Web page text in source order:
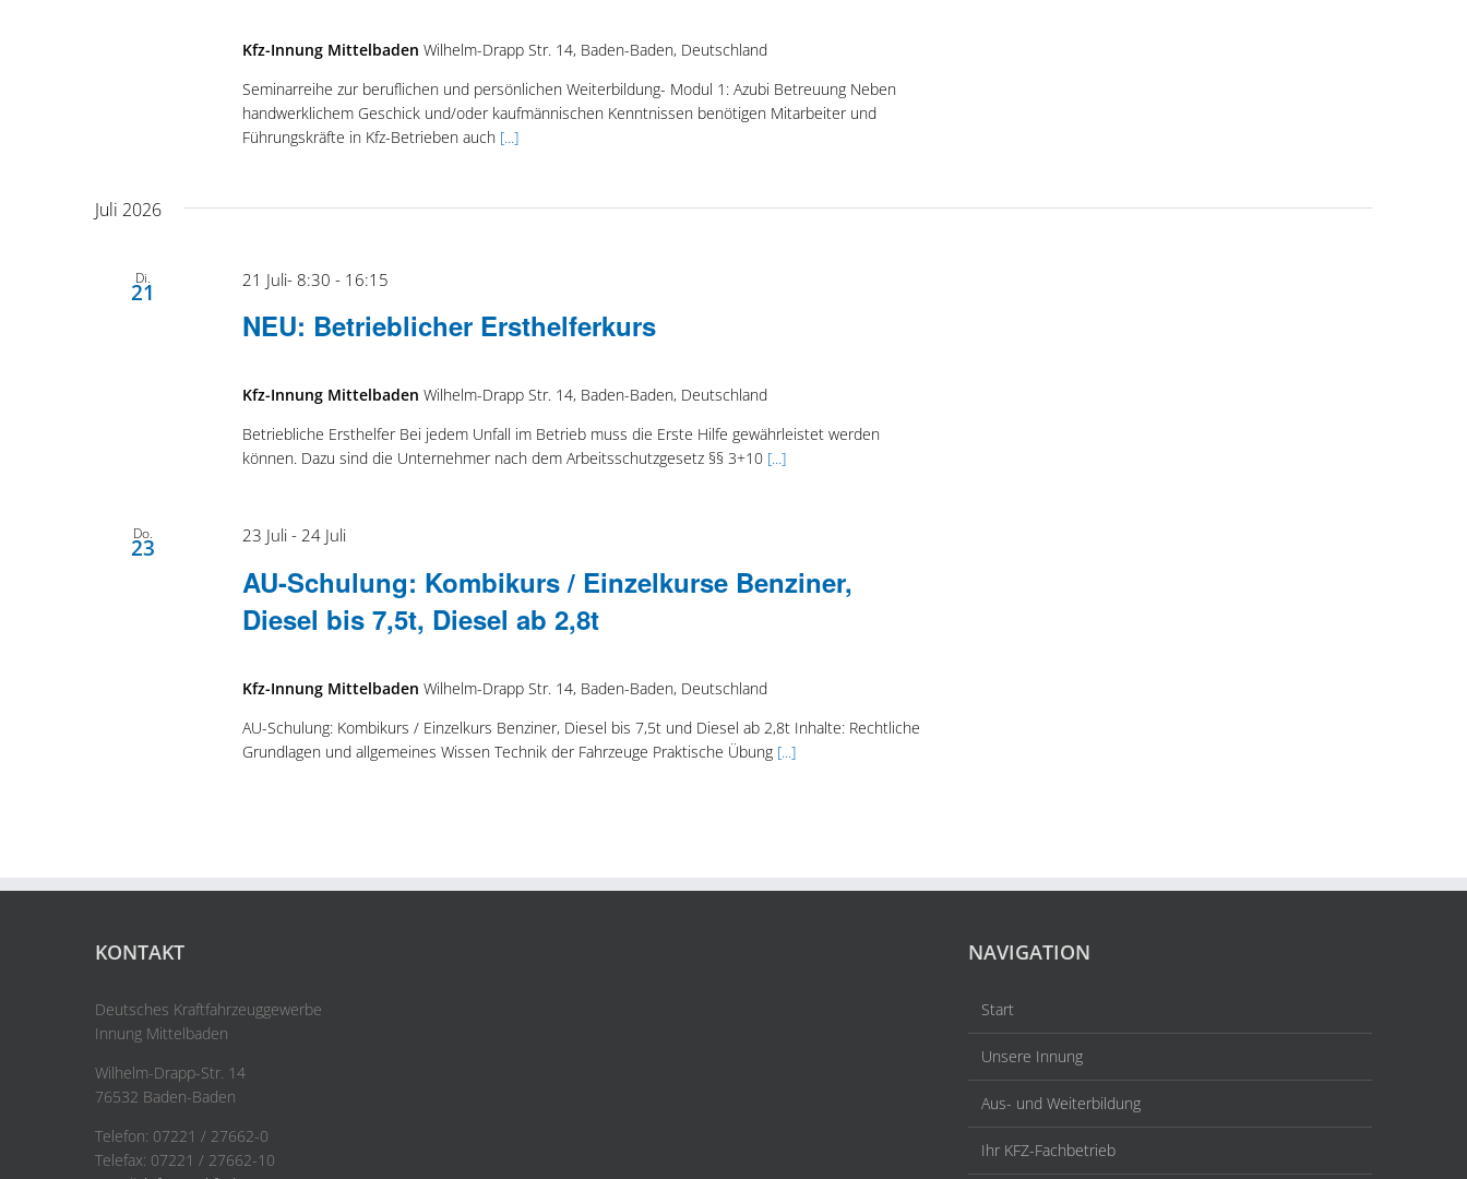
Kfz-Innung MittelbadenWilhelm-Drapp Str. 14, Baden-Baden, Deutschland
Seminarreihe zur beruflichen und persönlichen Weiterbildung- Modul 1: Azubi Betreuung Neben
handwerklichem Geschick und/oder kaufmännischen Kenntnissen benötigen Mitarbeiter und
Führungskräfte in Kfz-Betrieben auch [...]
Juli 2026
Di.
21
NEU: Betrieblicher Ersthelferkurs
21 Juli- 8:30 - 16:15
Kfz-Innung MittelbadenWilhelm-Drapp Str. 14, Baden-Baden, Deutschland
Betriebliche Ersthelfer Bei jedem Unfall im Betrieb muss die Erste Hilfe gewährleistet werden
können. Dazu sind die Unternehmer nach dem Arbeitsschutzgesetz §§ 3+10 [...]
Do.
23
AU-Schulung: Kombikurs / Einzelkurse Benziner,
Diesel bis 7,5t, Diesel ab 2,8t
23 Juli-24 Juli
Kfz-Innung MittelbadenWilhelm-Drapp Str. 14, Baden-Baden, Deutschland
AU-Schulung: Kombikurs / Einzelkurs Benziner, Diesel bis 7,5t und Diesel ab 2,8t Inhalte: Rechtliche
Grundlagen und allgemeines Wissen Technik der Fahrzeuge Praktische Übung [...]
KONTAKT
Deutsches Kraftfahrzeuggewerbe
Innung Mittelbaden
Wilhelm-Drapp-Str. 14
76532 Baden-Baden
Telefon: 07221 / 27662-0
Telefax: 07221 / 27662-10
NAVIGATION
Start
Unsere Innung
Aus- und Weiterbildung
Ihr KFZ-Fachbetrieb